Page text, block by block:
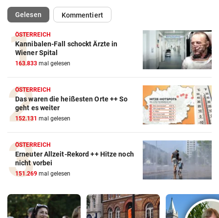
Gelesen(ausgewählt)Kommentiert
ÖSTERREICH
Kannibalen-Fall schockt Ärzte in
Wiener Spital
163.833 mal gelesen
ÖSTERREICH
Das waren die heißesten Orte ++ So
geht es weiter
152.131 mal gelesen
ÖSTERREICH
Erneuter Allzeit-Rekord ++ Hitze noch
nicht vorbei
151.269 mal gelesen